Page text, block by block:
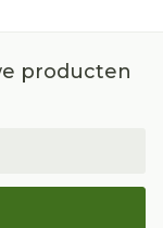
producten